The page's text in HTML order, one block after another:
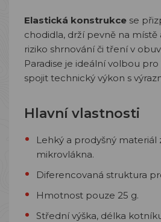
Elastická konstrukce se
chodidla, drží pevně na místě
riziko shrnování či tření v
Paradise je ideální volbou
spojit technický výkon s
Hlavní vlastnosti
Lehký a prodyšný materiál
mikrovlákna.
Diferencovaná struktura
Hmotnost pouze 25 g.
Střední výška, délka